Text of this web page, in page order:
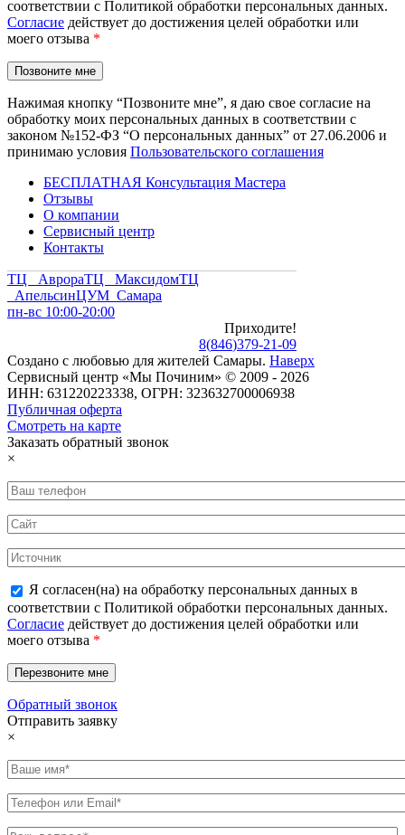
соответствии с Политикой обработки персональных данных.
Согласие действует до достижения целей обработки или
моего отзыва *
Нажимая кнопку “Позвоните мне”, я даю свое согласие на
обработку моих персональных данных в соответствии с
законом №152-ФЗ “О персональных данных” от 27.06.2006 и
принимаю условия Пользовательского соглашения
БЕСПЛАТНАЯ Консультация Мастера
Отзывы
О компании
Сервисный центр
Контакты
ТЦ АврораТЦ МаксидомТЦ
АпельсинЦУМ Самара
пн-вс 10:00-20:00
Приходите!
8(846)379-21-09
Создано с любовью для жителей Самары. Наверх
Сервисный центр «Мы Починим» © 2009 - 2026
ИНН: 631220223338, ОГРН: 323632700006938
Публичная оферта
Смотреть на карте
Заказать обратный звонок
×
Я согласен(на) на обработку персональных данных в
соответствии с Политикой обработки персональных данных.
Согласие действует до достижения целей обработки или
моего отзыва *
Обратный звонок
Отправить заявку
×